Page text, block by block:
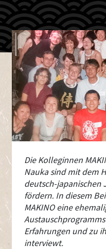
Die Kolleginnen
Nauka sind mit dem
deutsch-japanischen
fördern. In diesem
MAKINO eine
Erfahrungen und zu
interviewt.